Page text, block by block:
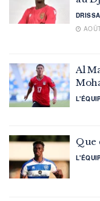
Al
Que